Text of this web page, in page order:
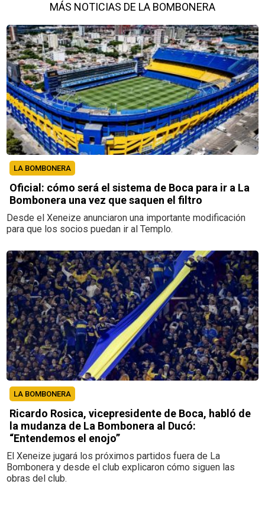
MÁS NOTICIAS DE LA BOMBONERA
LA BOMBONERA
Oficial: cómo será el sistema de Boca para ir a La
Bombonera una vez que saquen el filtro
Desde el Xeneize anunciaron una importante modificación
para que los socios puedan ir al Templo.
LA BOMBONERA
Ricardo Rosica, vicepresidente de Boca, habló de
la mudanza de La Bombonera al Ducó:
“Entendemos el enojo”
El Xeneize jugará los próximos partidos fuera de La
Bombonera y desde el club explicaron cómo siguen las
obras del club.